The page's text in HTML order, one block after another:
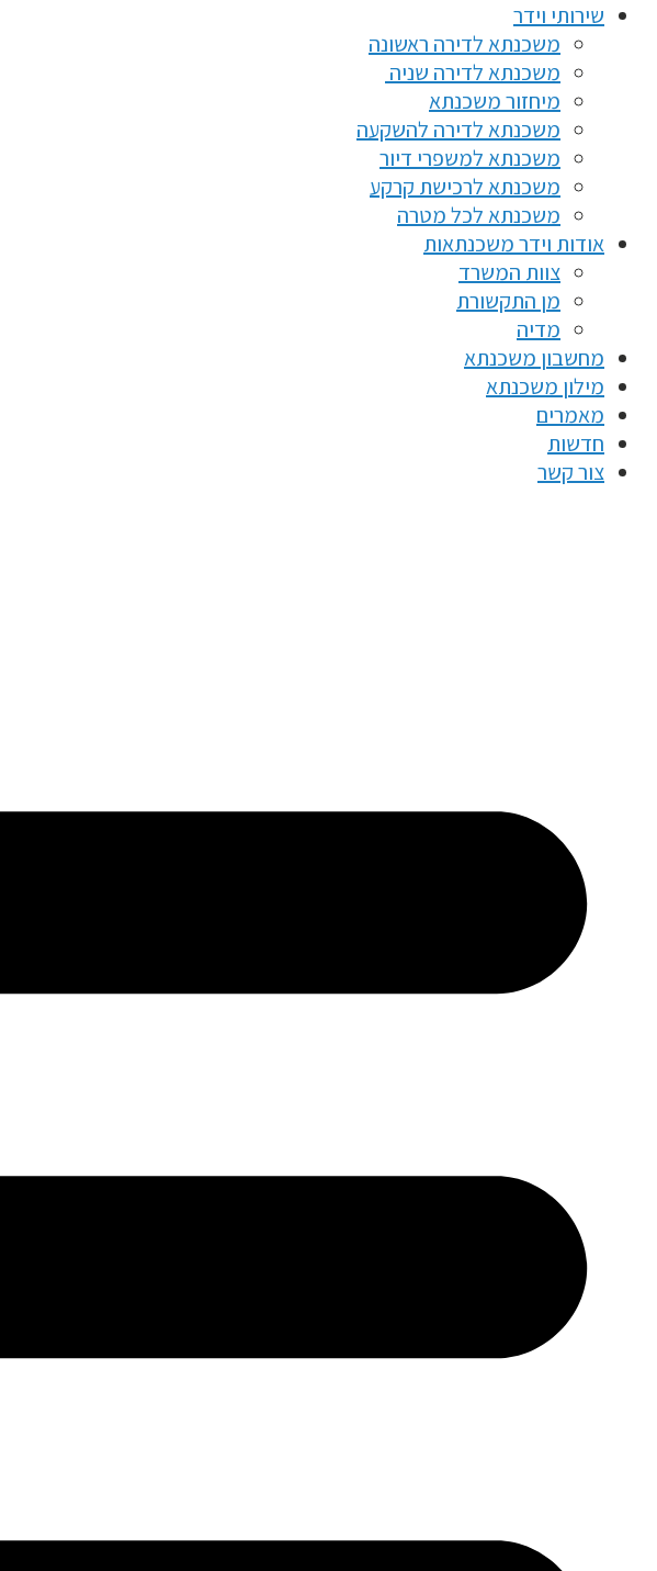
שירותי וידר
משכנתא לדירה ראשונה
משכנתא לדירה שניה
מיחזור משכנתא
משכנתא לדירה להשקעה
משכנתא למשפרי דיור
משכנתא לרכישת קרקע
משכנתא לכל מטרה
אודות וידר משכנתאות
צוות המשרד
מן התקשורת
מדיה
מחשבון משכנתא
מילון משכנתא
מאמרים
חדשות
צור קשר